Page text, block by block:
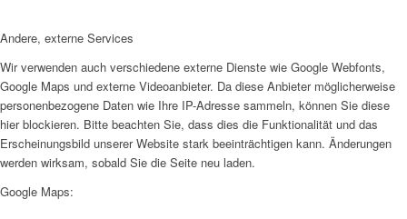
Andere, externe Services
Wir verwenden auch verschiedene externe Dienste wie Google Webfonts,
Google Maps und externe Videoanbieter. Da diese Anbieter möglicherweise
personenbezogene Daten wie Ihre IP-Adresse sammeln, können Sie diese
hier blockieren. Bitte beachten Sie, dass dies die Funktionalität und das
Erscheinungsbild unserer Website stark beeinträchtigen kann. Änderungen
werden wirksam, sobald Sie die Seite neu laden.
Google Maps: